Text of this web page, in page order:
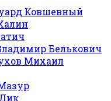
Ковшевный
Белькович
Михаил